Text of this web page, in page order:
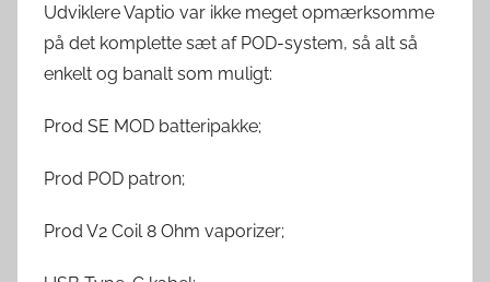
Udviklere Vaptio var ikke meget opmærksomme
på det komplette sæt af POD-system, så alt så
enkelt og banalt som muligt:
Prod SE MOD batteripakke;
Prod POD patron;
Prod V2 Coil 8 Ohm vaporizer;